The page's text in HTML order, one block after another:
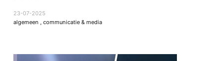
23-07-2025
algemeen
communicatie & media